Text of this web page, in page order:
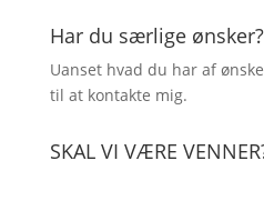
Har du særlige ønsker?
Uanset hvad du har af
til at kontakte mig.
SKAL VI VÆRE